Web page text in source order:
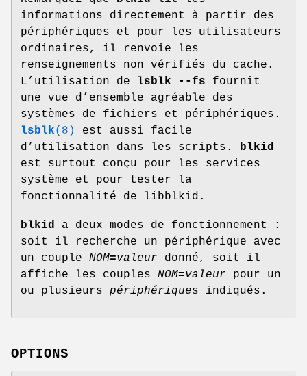
informations directement à partir des
périphériques et pour les utilisateurs
ordinaires, il renvoie les
renseignements non vérifiés du cache.
L’utilisation de lsblk --fs fournit
une vue d’ensemble agréable des
systèmes de fichiers et périphériques.
lsblk(8)
est aussi facile
d’utilisation dans les scripts.
blkid
est surtout conçu pour les services
système et pour tester la
fonctionnalité de libblkid.
blkid
a deux modes de fonctionnement :
soit il recherche un périphérique avec
un couple NOM=valeur donné, soit il
affiche les couples NOM=valeur pour un
ou plusieurs périphériques indiqués.
OPTIONS